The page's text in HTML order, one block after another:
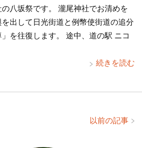
八坂祭です。 瀧尾神社でお清めを
出して日光街道と例幣使街道の追分
を往復します。 途中、道の駅 ニコ
続きを読む
以前の記事